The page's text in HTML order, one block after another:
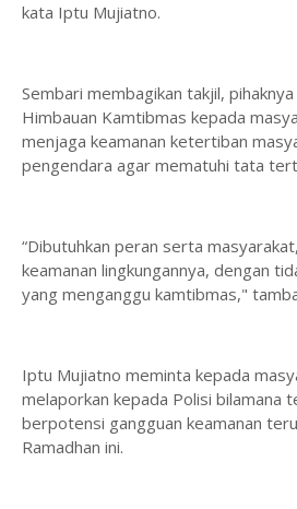
kata Iptu Mujiatno.
Sembari membagikan takjil,
Himbauan Kamtibmas kepada
menjaga keamanan ketertiban
pengendara agar mematuhi tata
“Dibutuhkan peran serta
keamanan lingkungannya, dengan
yang menganggu kamtibmas,"
Iptu Mujiatno meminta kepada
melaporkan kepada Polisi bilamana
berpotensi gangguan keamanan
Ramadhan ini.